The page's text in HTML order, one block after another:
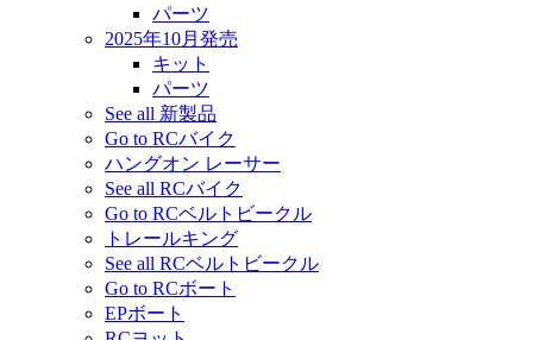
パーツ
2025年10月発売
キット
パーツ
See all 新製品
Go to RCバイク
ハングオン レーサー
See all RCバイク
Go to RCベルトビークル
トレールキング
See all RCベルトビークル
Go to RCボート
EPボート